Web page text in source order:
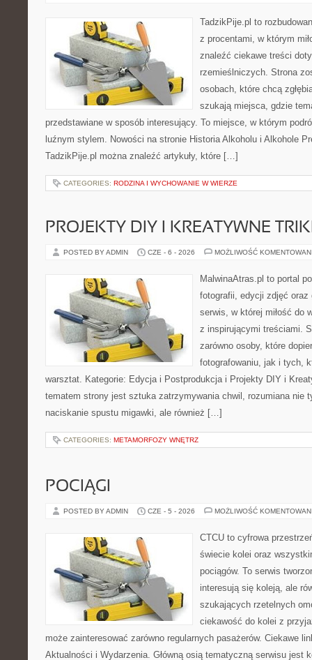
TadzikPije.pl to
z procentami, w którym
znaleźć ciekawe treści
rzemieślniczych. Strona
osobach, które chcą
szukają miejsca, gdzie
przedstawiane w sposób interesujący. To miejsce, w którym
luźnym stylem. Nowości na stronie Historia Alkoholu i Alkohole
TadzikPije.pl można znaleźć artykuły, które […]
CATEGORIES: RODZINA I WYCHOWANIE W WIERZE
PROJEKTY DIY I KREATYWNE
POSTED BY ADMIN CZE - 6 - 2026 MOŻLIWOŚĆ
MalwinaAtras.pl to portal
fotografii, edycji zdjęć oraz
serwis, w której miłość do
z inspirującymi treściami.
zarówno osoby, które
fotografowaniu, jak i tych,
warsztat. Kategorie: Edycja i Postprodukcja i Projekty DIY i
tematem strony jest sztuka zatrzymywania chwil, rozumiana nie
naciskanie spustu migawki, ale również […]
CATEGORIES: METAMORFOZY WNĘTRZ
POCIĄGI
POSTED BY ADMIN CZE - 5 - 2026 MOŻLIWOŚĆ
CTCU to cyfrowa
świecie kolei oraz
pociągów. To serwis
interesują się koleją, ale
szukających rzetelnych
ciekawość do kolei z
może zainteresować zarówno regularnych pasażerów. Ciekawe
Aktualności i Wydarzenia. Główną osią tematyczną serwisu jest